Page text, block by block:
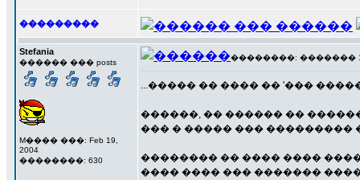
���������
Stefania
������ ��� posts
M���� ���: Feb 19,
2004
��������: 630
��������: ������� 19
...����� �� ���� �� '���
������, �� ������ ��
��� � ����� ��� ���������
�������� �� ���� ����
���� ���� ��� �������